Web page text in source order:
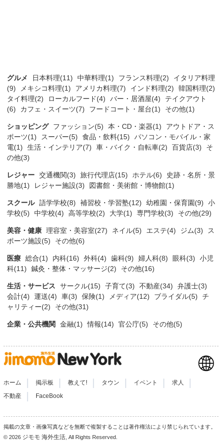
グルメ 日本料理(11) 中華料理(1) フランス料理(2)
イタリア料理
(9)
メキシコ料理(1) アメリカ料理(7) インド料理(2)
韓国料理(2)
タイ料理(2)
ローカルフード(4) バー・居酒屋(4)
テイクアウト
(6)
カフェ・スイーツ(7) フードコート・屋台(1) その他(1)
ショッピング ファッション(5) 本・CD・楽器(1)
アウトドア・ス
ポーツ(1)
スーパー(5) 食品・飲料(15)
パソコン・モバイル・家
電(1)
生活・インテリア(7) 車・バイク・自転車(2) 百貨店(3)
そ
の他(3)
レジャー 交通機関(3) 旅行代理店(15) ホテル(6)
史跡・名所・景
勝地(1)
レジャー施設(3) 図書館・美術館・博物館(1)
スクール 語学学校(8) 補習校・学習塾(12) 幼稚園・保育園(9)
小
学校(5)
中学校(4) 高等学校(2) 大学(1) 専門学校(3) その他(29)
美容・健康 理容室・美容室(27) ネイル(5) エステ(4) ジム(3)
ス
ポーツ施設(5)
その他(6)
医療 総合(1) 内科(16) 外科(4) 歯科(9) 婦人科(8) 眼科(3)
小児
科(11)
鍼灸・整体・マッサージ(2) その他(16)
生活・サービス サークル(15) 子育て(3) 不動産(34)
弁護士(3)
会計(4)
運送(4) 車(3) 保険(1) メディア(12) ブライダル(5)
チ
ャリティー(2)
その他(31)
企業・公共機関 金融(1) 情報(14) 官公庁(5) その他(5)
ホーム 掲示板 教えて! タウン イベント 求人
不動産 FaceBook
掲載の文章・画像写真などを無断で複製することは著作権法により禁じられています。
© 2026 ジモモ 海外生活 , All Rights Reserved.